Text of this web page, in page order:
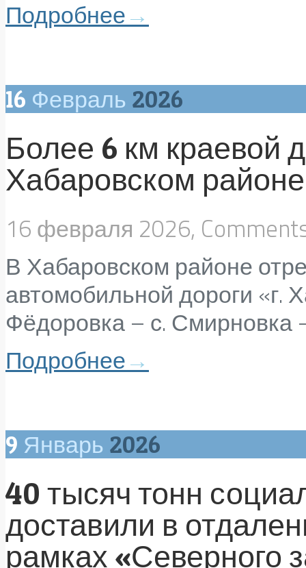
Подробнее→
16 Февраль 2026
Более 6 км краевой
Хабаровском
16 февраля 2026,
В Хабаровском районе
автомобильной дороги «г.
Фёдоровка – с. Смирновка
Подробнее→
9 Январь 2026
40 тысяч тонн
доставили в
рамках «Северного